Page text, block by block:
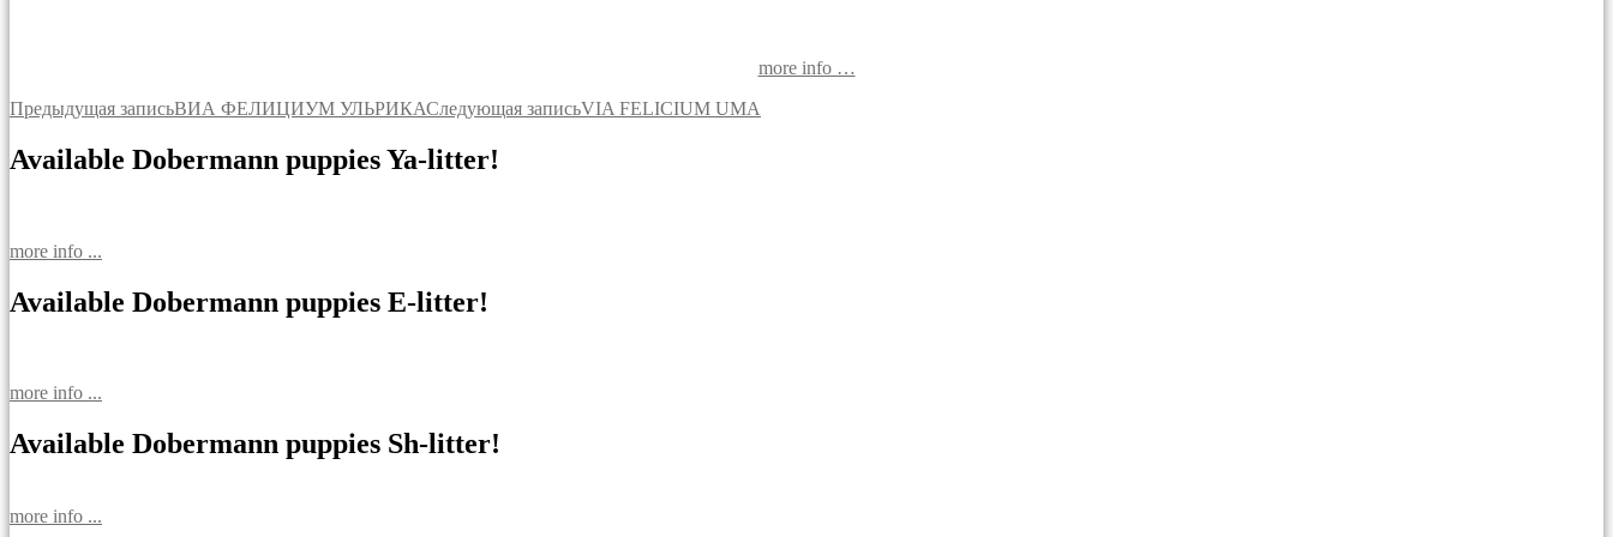
more info …
Навигация
по
записям
Предыдущая записьВИА ФЕЛИЦИУМ УЛЬРИКАСледующая записьVIA FELICIUM UMA
Available Dobermann puppies Ya-litter!
more info ...
Available Dobermann puppies E-litter!
more info ...
Available Dobermann puppies Sh-litter!
more info ...